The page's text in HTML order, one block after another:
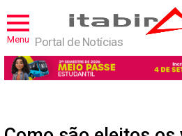
Menu Portal de Notícias